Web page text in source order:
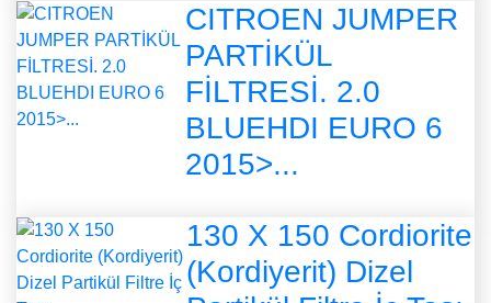
CITROEN JUMPER
PARTİKÜL
FİLTRESİ. 2.0
BLUEHDI EURO 6
2015>...
130 X 150 Cordiorite
(Kordiyerit) Dizel